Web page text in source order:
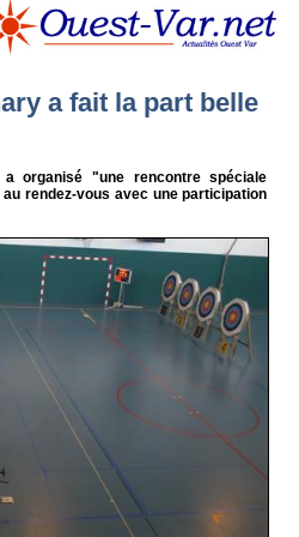
a fait la part belle
organisé "une rencontre spéciale
rendez-vous avec une participation